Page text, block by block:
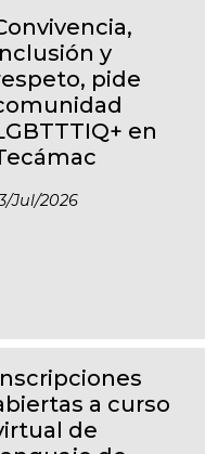
y
pide
en
jul/2026
a curso
de